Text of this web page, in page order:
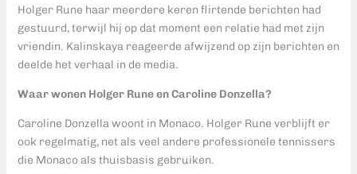
Holger Rune haar meerdere keren flirtende berichten had
gestuurd, terwijl hij op dat moment een relatie had met zijn
vriendin. Kalinskaya reageerde afwijzend op zijn berichten en
deelde het verhaal in de media.
Waar wonen Holger Rune en Caroline Donzella?
Caroline Donzella woont in Monaco. Holger Rune verblijft er
ook regelmatig, net als veel andere professionele tennissers
die Monaco als thuisbasis gebruiken.